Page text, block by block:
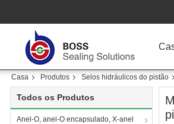
Casa Produtos Selos hidráulicos do pistão
Todos os Produtos
Anel-O, anel-O encapsulado, X-anel